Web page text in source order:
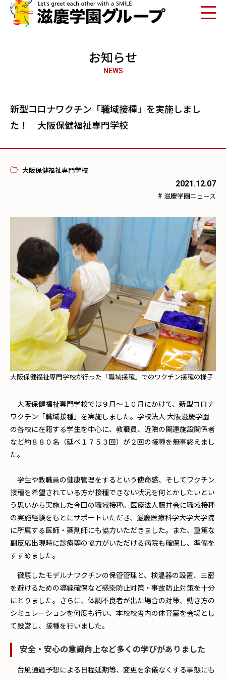
お知らせ
NEWS
新型コロナワクチン「職域接種」を実施しまし
た！ 大阪保健福祉専門学校
大阪保健福祉専門学校
2021.12.07
# 滋慶学園ニュース
大阪保健福祉専門学校が行った「職域接種」でのワクチン接種の様子
大阪保健福祉専門学校では９月～１０月にかけて、新型コロナ
ワクチン「職域接種」を実施しました。学校法人 大阪滋慶学園
の各校に在籍する学生を中心に、教職員、近隣の関連施設関係者
など約８８０名（延べ１７５３回）が２回の接種を無事終えまし
た。
学生や教職員の健康管理をするという使命感、そしてワクチン
接種を希望されている方が接種できない状況を何とかしたいとい
う思いから実施した今回の職域接種。医療法人藤井会に職域接種
の実施経験をもとにサポートいただき、滋慶医療科学大学大学院
に所属する医師・薬剤師にも協力いただきました。また、重篤な
副反応出現時に診療等の協力がいただける病院も確保し、準備を
すすめました。
徹底したモデルナワクチンの保管管理と、検温器の設置、三密
を避けるための導線確保など感染防止対策・事故防止対策を十分
にとりました。さらに、体調不良者が出た場合の対策、動き方の
シミュレーションを何度も行い、本校校舎内の体育室を会場とし
て設営し、接種を行いました。
安全・安心の意識向上など多くの学びがありました
台風通過予想による日程延期等、変更を余儀なくする事態にも